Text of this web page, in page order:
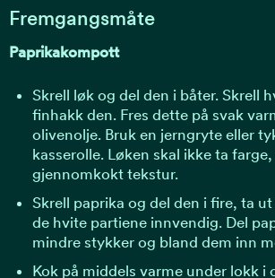
Fremgangsmåte
Paprikakompott
Skrell løk og del den i båter. Skrell
finhakk den. Fres dette på svak
olivenolje. Bruk en jerngryte eller
kasserolle. Løken skal ikke ta
gjennomkokt tekstur.
Skrell paprika og del den i fire, ta
de hvite partiene innvendig. Del
mindre stykker og bland dem inn
Kok på middels varme under lokk i